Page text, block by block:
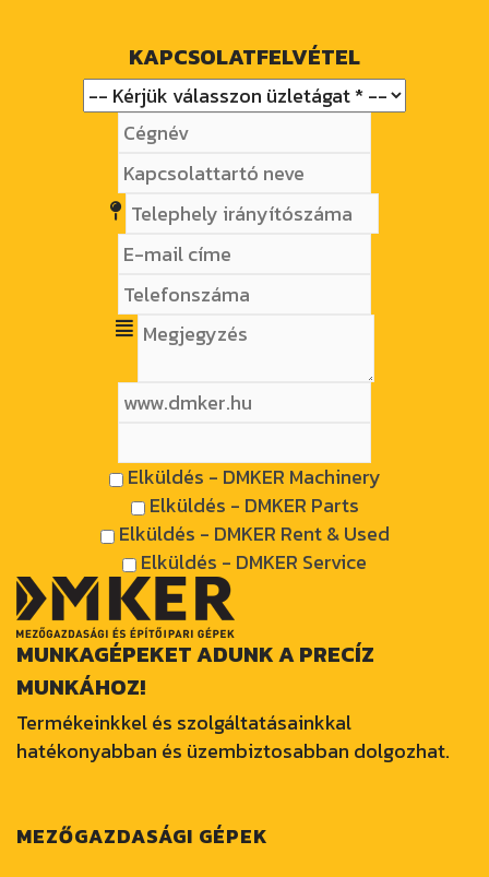
KAPCSOLATFELVÉTEL
Elküldés - DMKER Machinery
Elküldés - DMKER Parts
Elküldés - DMKER Rent & Used
Elküldés - DMKER Service
MUNKAGÉPEKET ADUNK A PRECÍZ
MUNKÁHOZ!
Termékeinkkel és szolgáltatásainkkal
hatékonyabban és üzembiztosabban dolgozhat.
MEZŐGAZDASÁGI GÉPEK